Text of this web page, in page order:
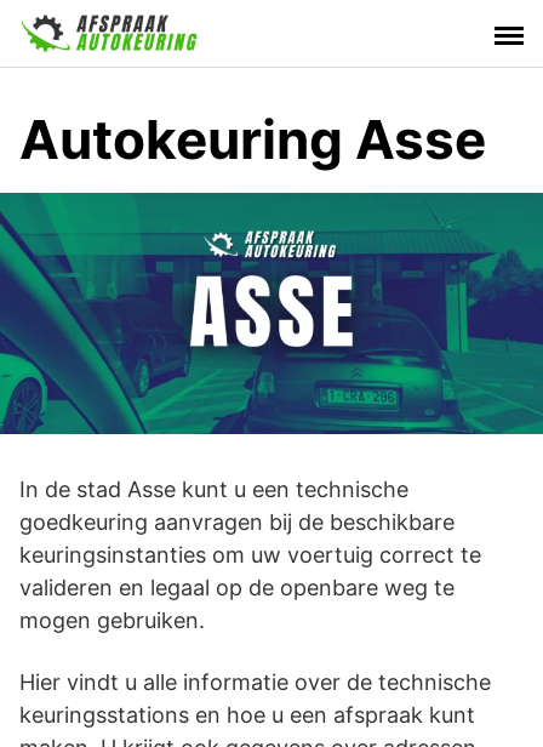
Skip
content
Autokeuring Asse
In de stad Asse kunt u een technische
goedkeuring aanvragen bij de beschikbare
keuringsinstanties om uw voertuig correct te
valideren en legaal op de openbare weg te
mogen gebruiken.
Hier vindt u alle informatie over de technische
keuringsstations en hoe u een afspraak kunt